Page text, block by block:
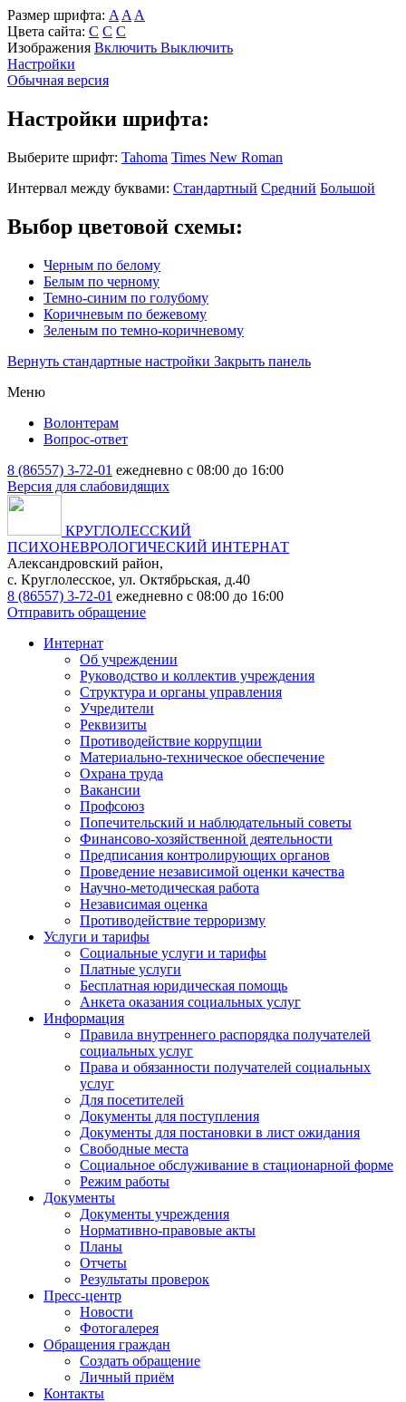
Размер шрифта: A A A
Цвета сайта: С С С
Изображения Включить Выключить
Настройки
Обычная версия
Настройки шрифта:
Выберите шрифт: Tahoma Times New Roman
Интервал между буквами: Стандартный Средний Большой
Выбор цветовой схемы:
Черным по белому
Белым по черному
Темно-синим по голубому
Коричневым по бежевому
Зеленым по темно-коричневому
Вернуть стандартные настройки Закрыть панель
Меню
Волонтерам
Вопрос-ответ
8 (86557) 3-72-01 ежедневно с 08:00 до 16:00
Версия для слабовидящих
КРУГЛОЛЕССКИЙ
ПСИХОНЕВРОЛОГИЧЕСКИЙ ИНТЕРНАТ
Александровский район,
с. Круглолесское, ул. Октябрьская, д.40
8 (86557) 3-72-01 ежедневно с 08:00 до 16:00
Отправить обращение
Интернат
Об учреждении
Руководство и коллектив учреждения
Структура и органы управления
Учредители
Реквизиты
Противодействие коррупции
Материально-техническое обеспечение
Охрана труда
Вакансии
Профсоюз
Попечительский и наблюдательный советы
Финансово-хозяйственной деятельности
Предписания контролирующих органов
Проведение независимой оценки качества
Научно-методическая работа
Независимая оценка
Противодействие терроризму
Услуги и тарифы
Социальные услуги и тарифы
Платные услуги
Бесплатная юридическая помощь
Анкета оказания социальных услуг
Информация
Правила внутреннего распорядка получателей
социальных услуг
Права и обязанности получателей социальных
услуг
Для посетителей
Документы для поступления
Документы для постановки в лист ожидания
Свободные места
Социальное обслуживание в стационарной форме
Режим работы
Документы
Документы учреждения
Нормативно-правовые акты
Планы
Отчеты
Результаты проверок
Пресс-центр
Новости
Фотогалерея
Обращения граждан
Создать обращение
Личный приём
Контакты